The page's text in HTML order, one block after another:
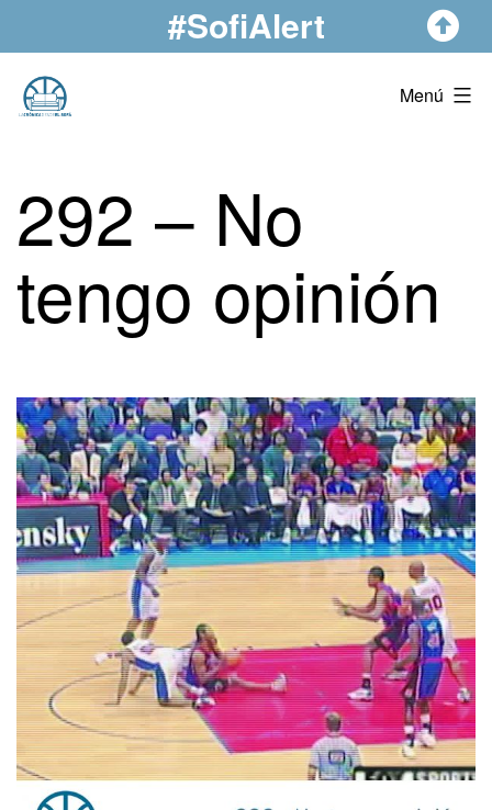
al
contenido
#SofiAlert
La
El
Sofá
Menú
292 – No
tengo opinión